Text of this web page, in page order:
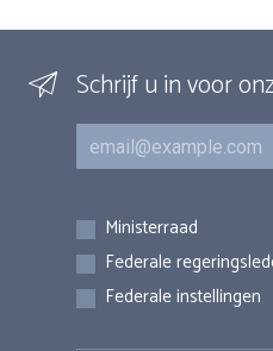
Schrijf u in voor
E-mail
Inschrijvingen
Ministerraad
Federale
Federale instellingen